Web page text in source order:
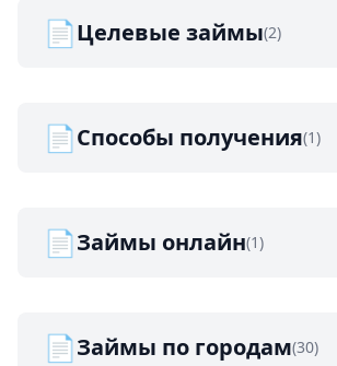
📄Целевые займы(2)
📄Способы получения(1)
📄Займы онлайн(1)
📄Займы по городам(30)